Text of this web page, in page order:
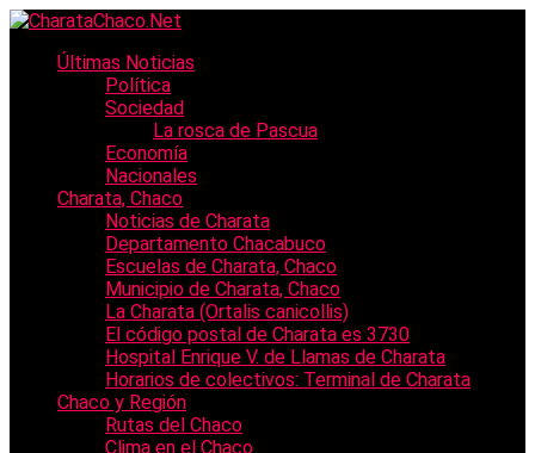
Últimas Noticias
Política
Sociedad
La rosca de Pascua
Economía
Nacionales
Charata, Chaco
Noticias de Charata
Departamento Chacabuco
Escuelas de Charata, Chaco
Municipio de Charata, Chaco
La Charata (Ortalis canicollis)
El código postal de Charata es 3730
Hospital Enrique V. de Llamas de Charata
Horarios de colectivos: Terminal de Charata
Chaco y Región
Rutas del Chaco
Clima en el Chaco